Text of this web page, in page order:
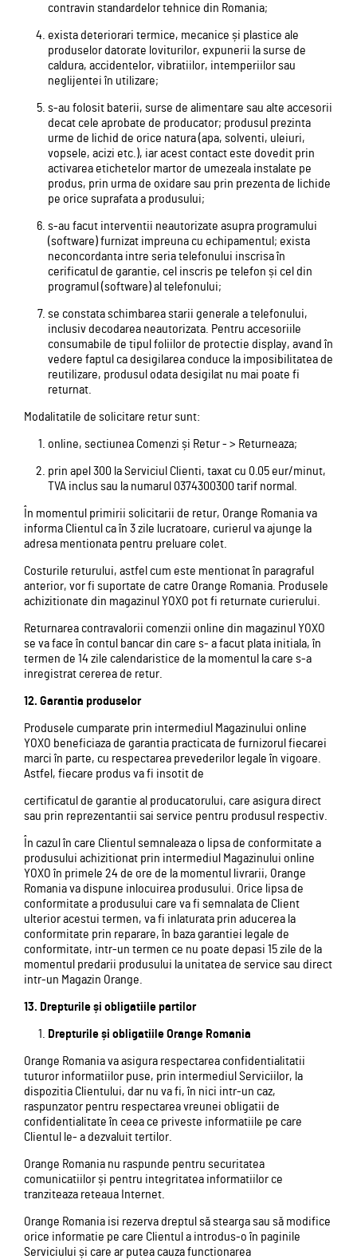
contravin standardelor tehnice din Romania;
exista deteriorari termice, mecanice și plastice ale
produselor datorate loviturilor, expunerii la surse de
caldura, accidentelor, vibratiilor, intemperiilor sau
neglijentei în utilizare;
s-au folosit baterii, surse de alimentare sau alte accesorii
decat cele aprobate de producator; produsul prezinta
urme de lichid de orice natura (apa, solventi, uleiuri,
vopsele, acizi etc.), iar acest contact este dovedit prin
activarea etichetelor martor de umezeala instalate pe
produs, prin urma de oxidare sau prin prezenta de lichide
pe orice suprafata a produsului;
s-au facut interventii neautorizate asupra programului
(software) furnizat impreuna cu echipamentul; exista
neconcordanta intre seria telefonului inscrisa în
cerificatul de garantie, cel inscris pe telefon și cel din
programul (software) al telefonului;
se constata schimbarea starii generale a telefonului,
inclusiv decodarea neautorizata. Pentru accesoriile
consumabile de tipul foliilor de protectie display, avand în
vedere faptul ca desigilarea conduce la imposibilitatea de
reutilizare, produsul odata desigilat nu mai poate fi
returnat.
Modalitatile de solicitare retur sunt:
online, sectiunea Comenzi și Retur - > Returneaza;
prin apel 300 la Serviciul Clienti, taxat cu 0.05 eur/minut,
TVA inclus sau la numarul 0374300300 tarif normal.
În momentul primirii solicitarii de retur, Orange Romania va
informa Clientul ca în 3 zile lucratoare, curierul va ajunge la
adresa mentionata pentru preluare colet.
Costurile returului, astfel cum este mentionat în paragraful
anterior, vor fi suportate de catre Orange Romania. Produsele
achizitionate din magazinul YOXO pot fi returnate curierului.
Returnarea contravalorii comenzii online din magazinul YOXO
se va face în contul bancar din care s- a facut plata initiala, în
termen de 14 zile calendaristice de la momentul la care s-a
inregistrat cererea de retur.
12. Garantia produselor
Produsele cumparate prin intermediul Magazinului online
YOXO beneficiaza de garantia practicata de furnizorul fiecarei
marci în parte, cu respectarea prevederilor legale în vigoare.
Astfel, fiecare produs va fi insotit de
certificatul de garantie al producatorului, care asigura direct
sau prin reprezentantii sai service pentru produsul respectiv.
În cazul în care Clientul semnaleaza o lipsa de conformitate a
produsului achizitionat prin intermediul Magazinului online
YOXO în primele 24 de ore de la momentul livrarii, Orange
Romania va dispune inlocuirea produsului. Orice lipsa de
conformitate a produsului care va fi semnalata de Client
ulterior acestui termen, va fi inlaturata prin aducerea la
conformitate prin reparare, în baza garantiei legale de
conformitate, intr-un termen ce nu poate depasi 15 zile de la
momentul predarii produsului la unitatea de service sau direct
intr-un Magazin Orange.
13. Drepturile și obligatiile partilor
Drepturile și obligatiile Orange Romania
Orange Romania va asigura respectarea confidentialitatii
tuturor informatiilor puse, prin intermediul Serviciilor, la
dispozitia Clientului, dar nu va fi, în nici intr-un caz,
raspunzator pentru respectarea vreunei obligatii de
confidentialitate în ceea ce priveste informatiile pe care
Clientul le- a dezvaluit tertilor.
Orange Romania nu raspunde pentru securitatea
comunicatiilor și pentru integritatea informatiilor ce
tranziteaza reteaua Internet.
Orange Romania isi rezerva dreptul să stearga sau să modifice
orice informatie pe care Clientul a introdus-o în paginile
Serviciului și care ar putea cauza functionarea